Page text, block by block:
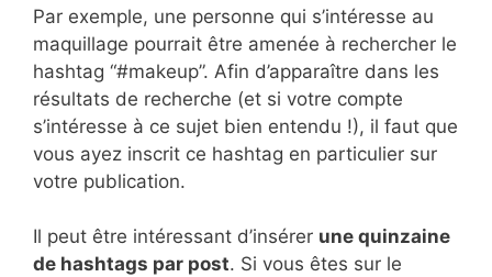
Par exemple, une personne qui s’intéresse au
maquillage pourrait être amenée à rechercher le
hashtag “#makeup”. Afin d’apparaître dans les
résultats de recherche (et si votre compte
s’intéresse à ce sujet bien entendu !), il faut que
vous ayez inscrit ce hashtag en particulier sur
votre publication.
Il peut être intéressant d’insérer une quinzaine
de hashtags par post. Si vous êtes sur le